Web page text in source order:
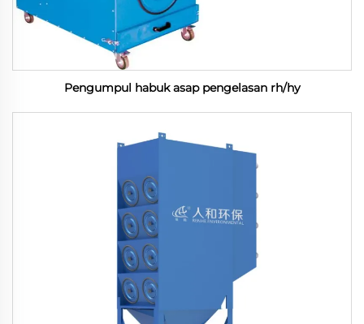
Pengumpul habuk asap pengelasan rh/hy